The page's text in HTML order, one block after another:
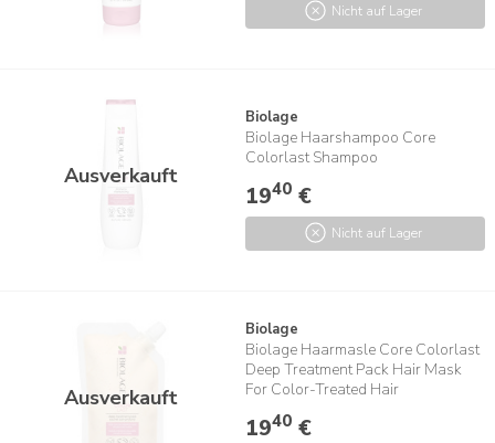
Nicht auf Lager
Ausverkauft
Biolage
Biolage Haarshampoo Core
Colorlast Shampoo
1940 €
Nicht auf Lager
Ausverkauft
Biolage
Biolage Haarmasle Core Colorlast
Deep Treatment Pack Hair Mask
For Color-Treated Hair
1940 €